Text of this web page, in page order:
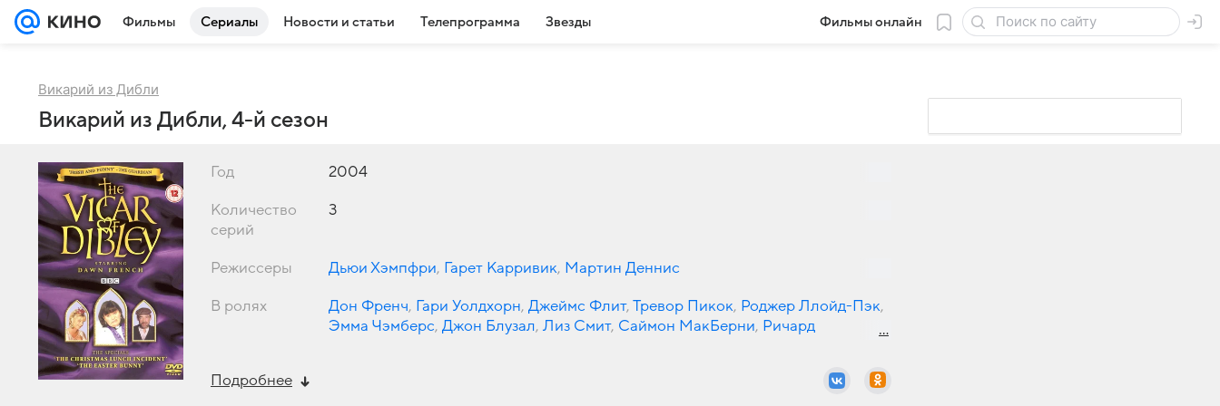
Фильмы Сериалы Новости и статьи Телепрограмма Звезды Фильмы онлайн
Викарий из Дибли
Викарий из Дибли, 4-й сезон
Год 2004
Количество
серий
3
Режиссеры Дьюи Хэмпфри, Гарет Карривик, Мартин Деннис
В ролях Дон Френч, Гари Уолдхорн, Джеймс Флит, Тревор Пикок, Роджер Ллойд-Пэк,
Эмма Чэмберс, Джон Блузал, Лиз Смит, Саймон МакБерни, Ричард
Подробнее